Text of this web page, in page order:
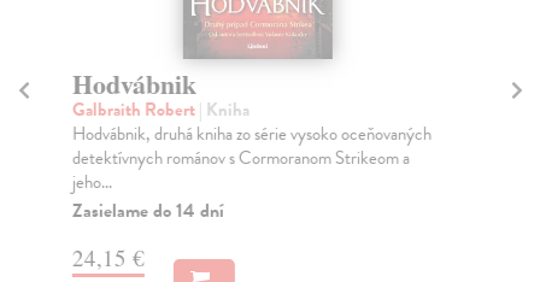
Hodvábnik
Galbraith Robert| Kniha
Hodvábnik, druhá kniha zo série vysoko oceňovaných
detektívnych románov s Cormoranom Strikeom a
jeho...
Zasielame do 14 dní
24,15 €